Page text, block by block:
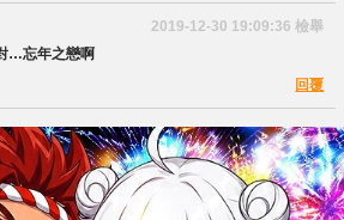
2019-12-30 19:09:36 檢舉
…忘年之戀啊
回覆